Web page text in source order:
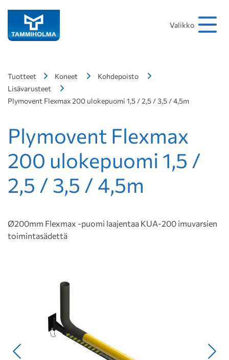
Valikko
Tuotteet Koneet
Kohdepoisto
Lisävarusteet
Plymovent Flexmax 200 ulokepuomi 1,5 / 2,5 / 3,5 / 4,5m
Plymovent Flexmax
200 ulokepuomi 1,5 /
2,5 / 3,5 / 4,5m
Ø200mm Flexmax -puomi laajentaa KUA-200 imuvarsien
toimintasädettä
Edellinen